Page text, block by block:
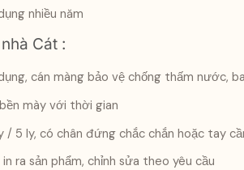
nhiều năm
Cát :
cán màng bảo vệ chống thấm nước,
mày với thời gian
5 ly, có chân đứng chắc chắn hoặc tay
ra sản phẩm, chỉnh sửa theo yêu cầu